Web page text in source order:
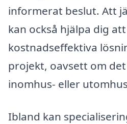
informerat beslut. Att
kan också hjälpa dig
kostnadseffektiva
projekt, oavsett om
inomhus- eller
Ibland kan